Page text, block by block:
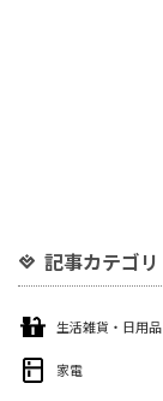
記事カテゴリ
生活雑貨・日用品
家電